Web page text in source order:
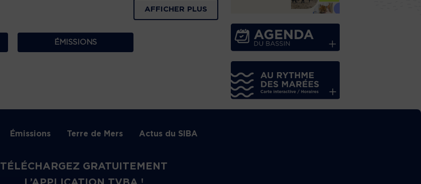
AFFICHER PLUS
ÉMISSIONS
Émissions Terre de Mers Actus du SIBA
TÉLÉCHARGEZ GRATUITEMENT